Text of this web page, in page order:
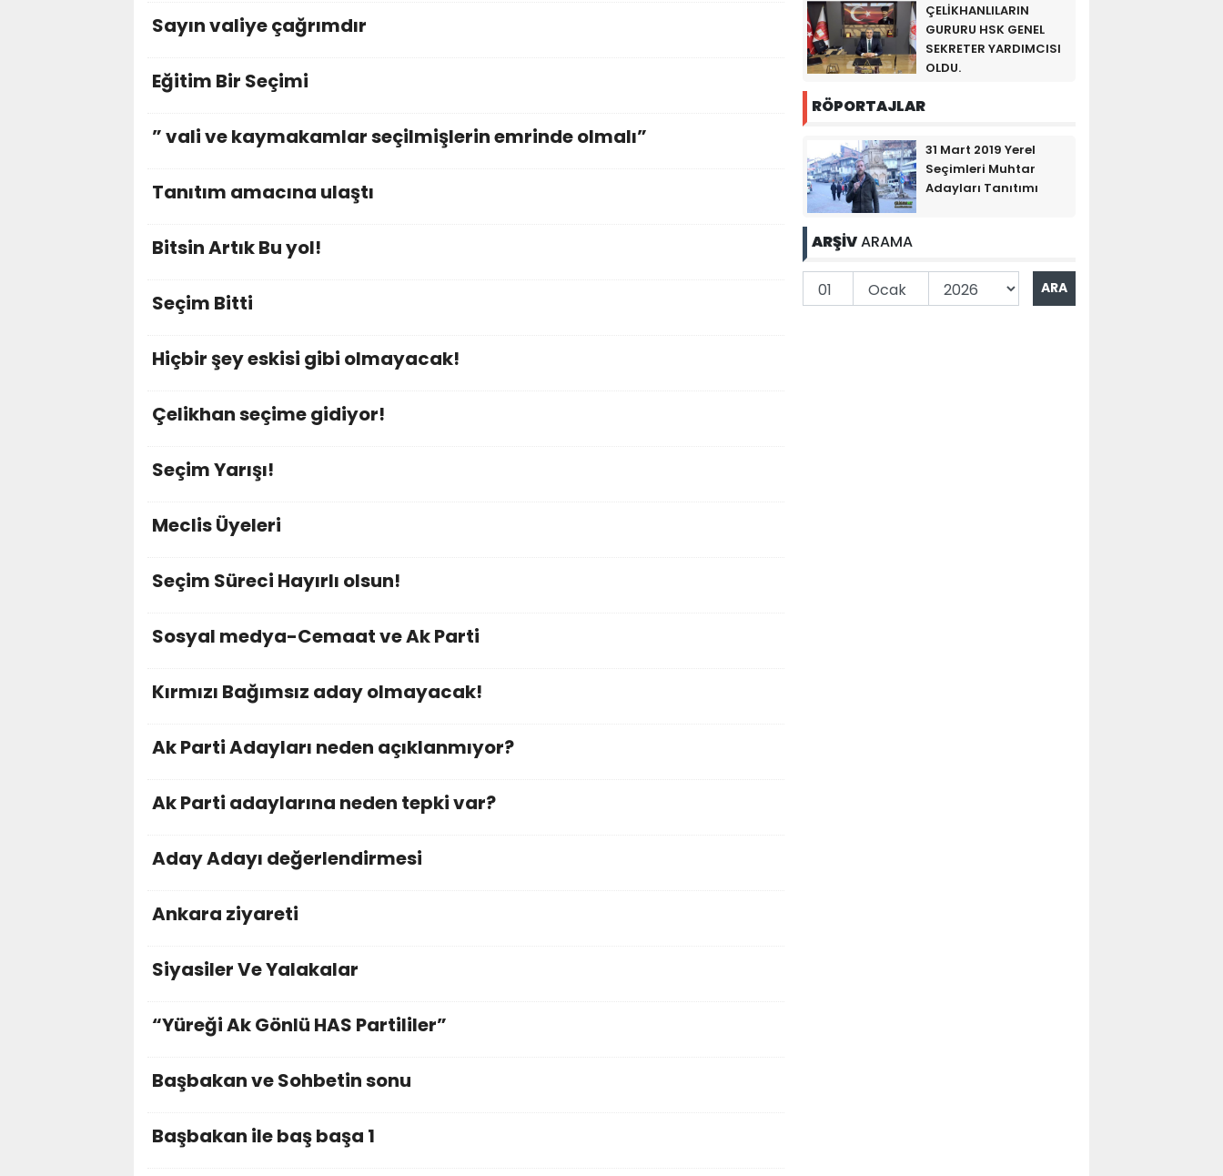
Sayın valiye çağrımdır
Eğitim Bir Seçimi
” vali ve kaymakamlar seçilmişlerin emrinde olmalı”
Tanıtım amacına ulaştı
Bitsin Artık Bu yol!
Seçim Bitti
Hiçbir şey eskisi gibi olmayacak!
Çelikhan seçime gidiyor!
Seçim Yarışı!
Meclis Üyeleri
Seçim Süreci Hayırlı olsun!
Sosyal medya-Cemaat ve Ak Parti
Kırmızı Bağımsız aday olmayacak!
Ak Parti Adayları neden açıklanmıyor?
Ak Parti adaylarına neden tepki var?
Aday Adayı değerlendirmesi
Ankara ziyareti
Siyasiler Ve Yalakalar
“Yüreği Ak Gönlü HAS Partililer”
Başbakan ve Sohbetin sonu
Başbakan ile baş başa 1
ÇELİKHANLILARIN
GURURU HSK GENEL
SEKRETER YARDIMCISI
OLDU.
RÖPORTAJLAR
31 Mart 2019 Yerel
Seçimleri Muhtar
Adayları Tanıtımı
ARŞİVARAMA